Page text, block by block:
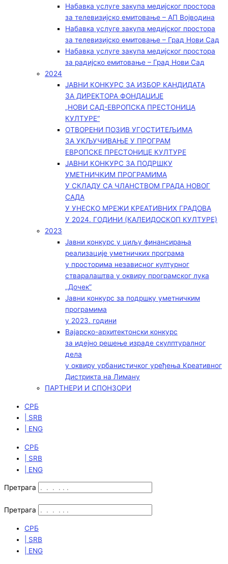
Набавка услуге закупа медијског простора
за телевизијско емитовање – АП Војводинa
Набавка услуге закупа медијског простора
за телевизијско емитовање – Град Нови Сад
Набавка услуге закупа медијског простора
за радијско емитовање – Град Нови Сад
2024
ЈАВНИ КОНКУРС ЗА ИЗБОР КАНДИДАТА
ЗА ДИРЕКТОРА ФОНДАЦИЈЕ
„НОВИ САД-ЕВРОПСКА ПРЕСТОНИЦА
КУЛТУРЕ“
ОТВОРЕНИ ПОЗИВ УГОСТИТЕЉИМА
ЗА УКЉУЧИВАЊЕ У ПРОГРАМ
ЕВРОПСКЕ ПРЕСТОНИЦЕ КУЛТУРЕ
ЈАВНИ КОНКУРС ЗА ПОДРШКУ
УМЕТНИЧКИМ ПРОГРАМИМА
У СКЛАДУ СА ЧЛАНСТВОМ ГРАДА НОВОГ
САДА
У УНЕСКО МРЕЖИ КРЕАТИВНИХ ГРАДОВА
У 2024. ГОДИНИ (КАЛЕИДОСКОП КУЛТУРЕ)
2023
Јавни конкурс у циљу финансирања
реализације уметничких програма
у просторима независног културног
стваралаштва у оквиру програмског лука
„Дочек”
Јавни конкурс за подршку уметничким
програмима
у 2023. години
Вајарско-архитектонски конкурс
за идејно решење израде скулптуралног
дела
у оквиру урбанистичког уређења Креативног
Дистрикта на Лиману
ПАРТНЕРИ И СПОНЗОРИ
СРБ
| SRB
| ENG
СРБ
| SRB
| ENG
Претрага
Претрага
СРБ
| SRB
| ENG